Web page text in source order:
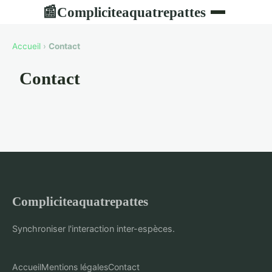
📰Compliciteaquatrepattes
Accueil › Contact
Contact
Compliciteaquatrepattes
Synchroniser l'interaction inter-espèces.
AccueilMentions légalesContact